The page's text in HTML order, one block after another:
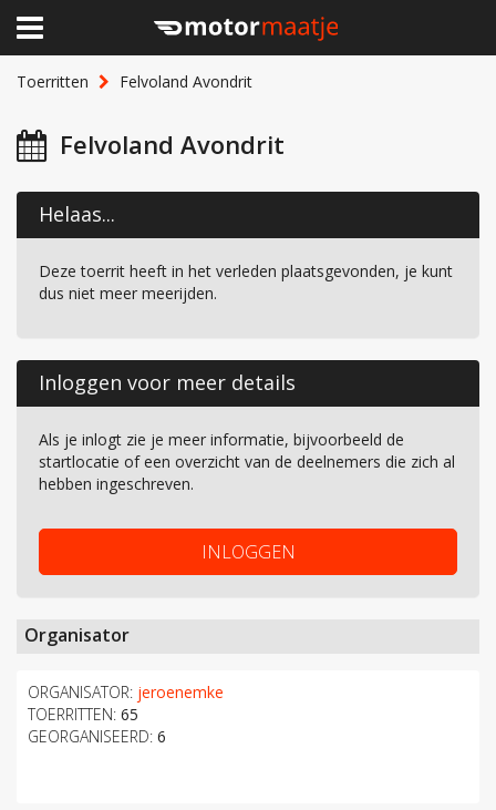
Toerritten Felvoland Avondrit
Felvoland Avondrit
Helaas...
Deze toerrit heeft in het verleden plaatsgevonden, je kunt
dus niet meer meerijden.
Inloggen voor meer details
Als je inlogt zie je meer informatie, bijvoorbeeld de
startlocatie of een overzicht van de deelnemers die zich al
hebben ingeschreven.
INLOGGEN
Organisator
ORGANISATOR: jeroenemke
TOERRITTEN: 65
GEORGANISEERD: 6
×
Home
Clubhuis
Lid worden
Over Motormaatje